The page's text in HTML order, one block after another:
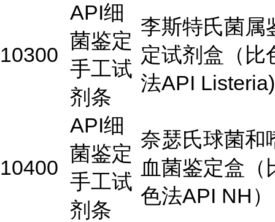
10300
API细
菌鉴定
手工试
剂条
李斯特氏菌属
定试剂盒（比
法API Listeria)
10400
API细
菌鉴定
手工试
剂条
奈瑟氏球菌和
血菌鉴定盒（
色法API NH）